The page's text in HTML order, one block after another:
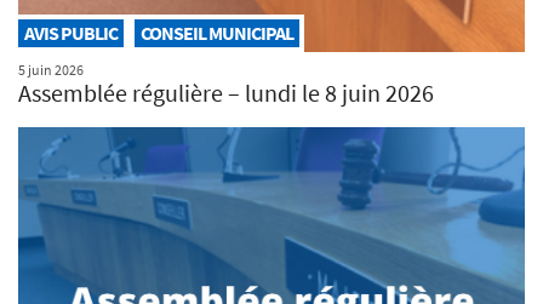
AVIS PUBLIC CONSEIL MUNICIPAL
5 juin 2026
Assemblée régulière – lundi le 8 juin 2026